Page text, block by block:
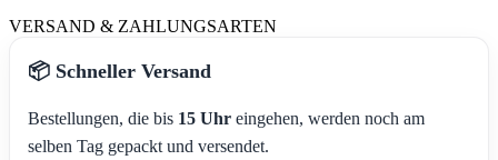
VERSAND & ZAHLUNGSARTEN
📦 Schneller Versand
Bestellungen, die bis 15 Uhr eingehen, werden noch am
selben Tag gepackt und versendet.